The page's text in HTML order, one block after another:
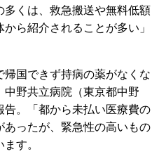
多くは、救急搬送や無料低額
ら紹介されることが多い」
国できず持病の薬がなくな
中野共立病院（東京都中野
告。「都から未払い医療費の
ったが、緊急性の高いもの
す。